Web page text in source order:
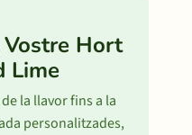
Hort
Lime
la llavor fins a la
personalitzades,